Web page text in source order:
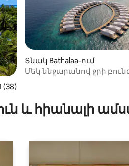
վարկանիշը՝ 5-ից 4,61, 38
(38)
Տնակ Bathalaa-ում
Մեկ ննջարանով ջրի
և հիանալի